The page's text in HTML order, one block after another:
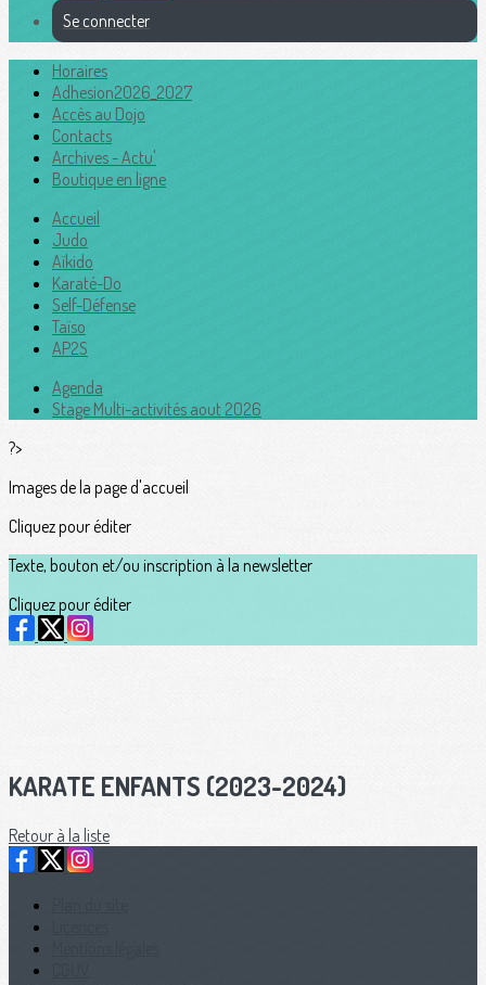
Se connecter
Horaires
Adhesion2026_2027
Accès au Dojo
Contacts
Archives - Actu'
Boutique en ligne
Accueil
Judo
Aïkido
Karaté-Do
Self-Défense
Taïso
AP2S
Agenda
Stage Multi-activités aout 2026
?>
Images de la page d'accueil
Cliquez pour éditer
Texte, bouton et/ou inscription à la newsletter
Cliquez pour éditer
KARATE ENFANTS (2023-2024)
Retour à la liste